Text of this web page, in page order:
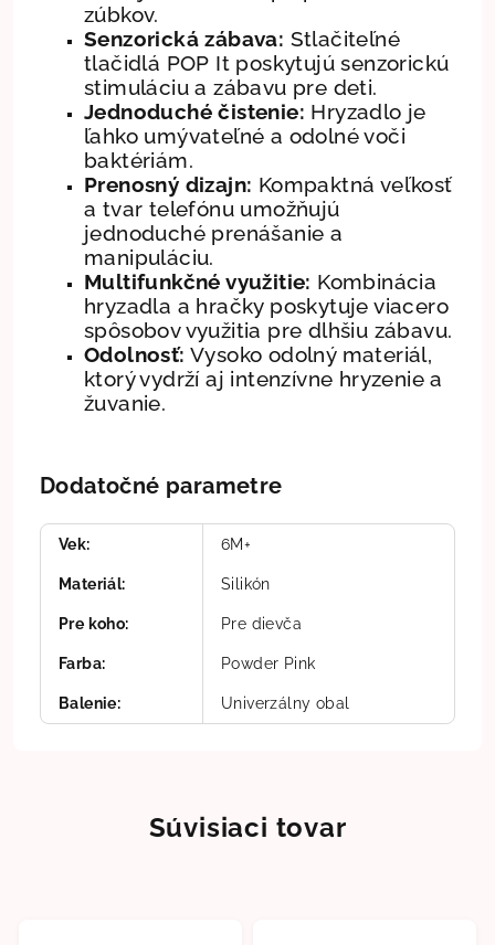
zúbkov.
Senzorická zábava: Stlačiteľné
tlačidlá POP It poskytujú senzorickú
stimuláciu a zábavu pre deti.
Jednoduché čistenie: Hryzadlo je
ľahko umývateľné a odolné voči
baktériám.
Prenosný dizajn: Kompaktná veľkosť
a tvar telefónu umožňujú
jednoduché prenášanie a
manipuláciu.
Multifunkčné využitie: Kombinácia
hryzadla a hračky poskytuje viacero
spôsobov využitia pre dlhšiu zábavu.
Odolnosť: Vysoko odolný materiál,
ktorý vydrží aj intenzívne hryzenie a
žuvanie.
Dodatočné parametre
Vek: 6M+
Materiál: Silikón
Pre koho: Pre dievča
Farba: Powder Pink
Balenie: Univerzálny obal
Súvisiaci tovar